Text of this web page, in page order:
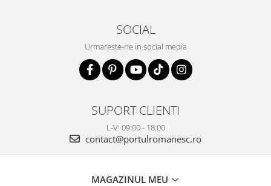
SOCIAL
Urmareste-ne in social media
SUPORT CLIENTI
L-V: 09:00 - 18:00
contact@portulromanesc.ro
MAGAZINUL MEU